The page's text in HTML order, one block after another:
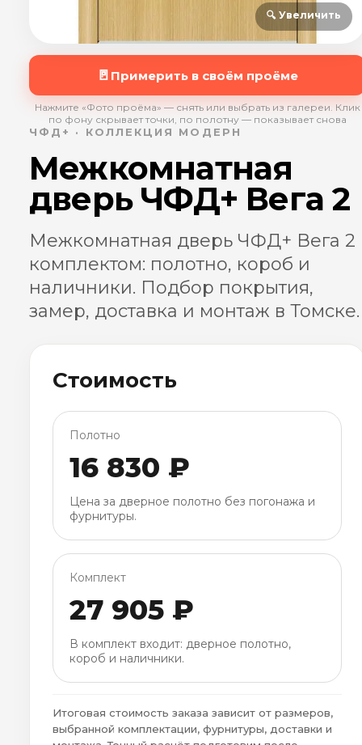
🔍 Увеличить
🚪 Примерить в своём проёме
Нажмите «Фото проёма» — снять или выбрать из галереи. Клик
по фону скрывает точки, по полотну — показывает снова
ЧФД+ · КОЛЛЕКЦИЯ МОДЕРН
Межкомнатная
дверь ЧФД+ Вега 2
Межкомнатная дверь ЧФД+ Вега 2
комплектом: полотно, короб и
наличники. Подбор покрытия,
замер, доставка и монтаж в Томске.
Стоимость
Полотно
16 830 ₽
Цена за дверное полотно без погонажа и
фурнитуры.
Комплект
27 905 ₽
В комплект входит: дверное полотно,
короб и наличники.
Итоговая стоимость заказа зависит от размеров,
выбранной комплектации, фурнитуры, доставки и